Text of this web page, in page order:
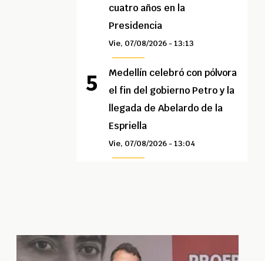
cuatro años en la
Presidencia
Vie, 07/08/2026 - 13:13
Medellín celebró con pólvora
el fin del gobierno Petro y la
llegada de Abelardo de la
Espriella
Vie, 07/08/2026 - 13:04